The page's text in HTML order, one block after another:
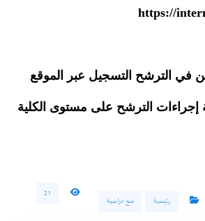
https://
في الترشح التسجيل عبر الموقع
إجراءات الترشح على مستوى الكلية
رئيسية منح دراسية
21